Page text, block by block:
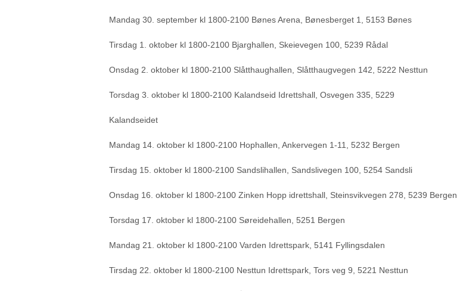
Mandag 30. september kl 1800-2100 Bønes Arena, Bønesberget 1, 5153 Bønes
Tirsdag 1. oktober kl 1800-2100 Bjarghallen, Skeievegen 100, 5239 Rådal
Onsdag 2. oktober kl 1800-2100 Slåtthaughallen, Slåtthaugvegen 142, 5222 Nesttun
Torsdag 3. oktober kl 1800-2100 Kalandseid Idrettshall, Osvegen 335, 5229
Kalandseidet
Mandag 14. oktober kl 1800-2100 Hophallen, Ankervegen 1-11, 5232 Bergen
Tirsdag 15. oktober kl 1800-2100 Sandslihallen, Sandslivegen 100, 5254 Sandsli
Onsdag 16. oktober kl 1800-2100 Zinken Hopp idrettshall, Steinsvikvegen 278, 5239 Bergen
Torsdag 17. oktober kl 1800-2100 Søreidehallen, 5251 Bergen
Mandag 21. oktober kl 1800-2100 Varden Idrettspark, 5141 Fyllingsdalen
Tirsdag 22. oktober kl 1800-2100 Nesttun Idrettspark, Tors veg 9, 5221 Nesttun